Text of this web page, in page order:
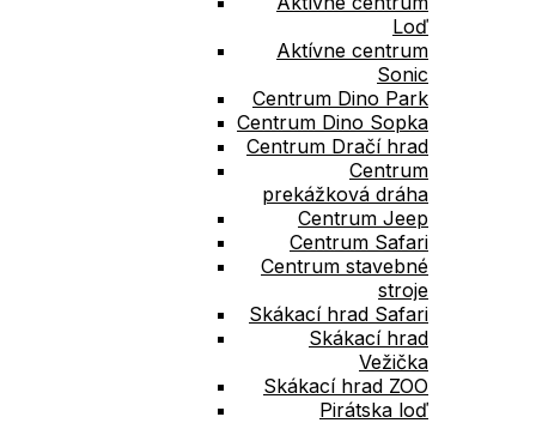
Loď
Aktívne centrum
Sonic
Centrum Dino Park
Centrum Dino Sopka
Centrum Dračí hrad​
Centrum
prekážková dráha
Centrum Jeep
Centrum Safari
Centrum stavebné
stroje
Skákací hrad Safari
Skákací hrad
Vežička
Skákací hrad ZOO
Pirátska loď